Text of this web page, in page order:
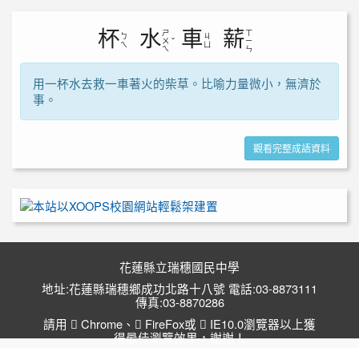
杯 ㄅ
ㄟ
水 ㄕ
ㄨ
ㄟ
ˇ 車 ㄐ
ㄩ
薪ㄒ
ㄧ
ㄣ
用一杯水去救一車著火的柴草。比喻力量微小，無濟於
事。
觀看完整成語資料
花蓮縣立瑞穗國民中學
地址:花蓮縣瑞穗鄉成功北路十八號 電話:03-8873111
傳真:03-8870286
請用
Chrome 、 FireFox或
IE10.0瀏覽器以上獲
得最佳瀏覽效果，謝謝！